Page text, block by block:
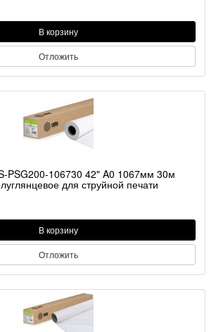
В корзину
Отложить
PSG200-106730 42" A0 1067мм 30м
для струйной печати
В корзину
Отложить